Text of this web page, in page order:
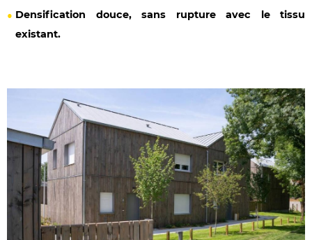
Densification douce, sans rupture avec le tissu
existant.